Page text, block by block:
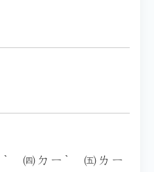
㈣ㄉㄧˋ ㈤ㄌㄧ